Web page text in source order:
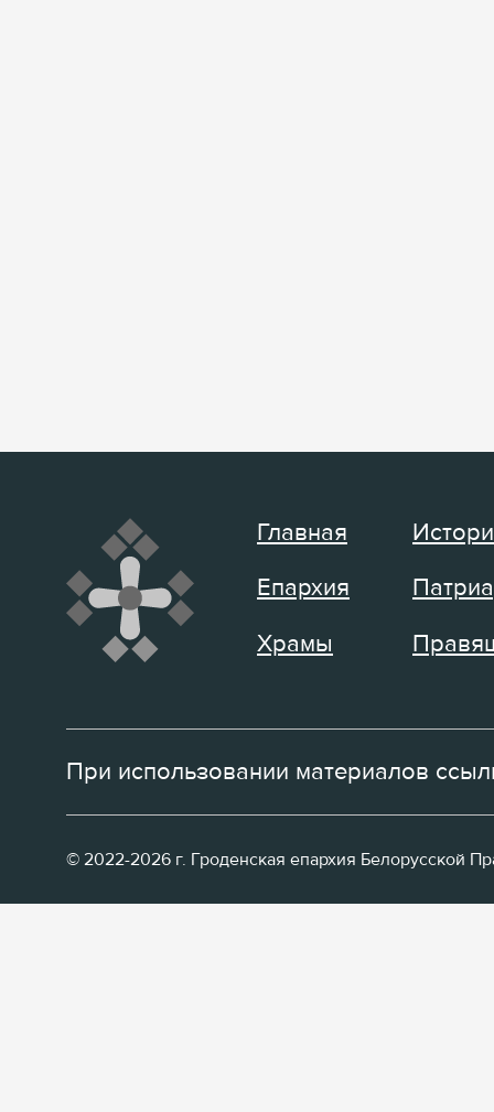
Главная
Епархия
Храмы
При использовании материалов
© 2022-2026 г. Гроденская епархия Белорусской